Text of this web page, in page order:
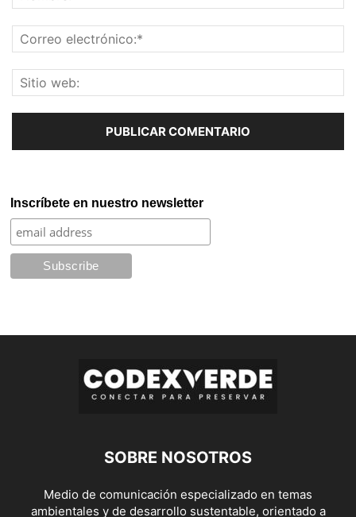
Inscríbete en nuestro newsletter
SOBRE NOSOTROS
Medio de comunicación especializado en temas
ambientales y de desarrollo sustentable, orientado a